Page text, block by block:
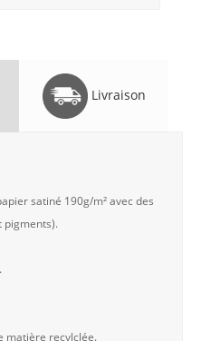
Livraison
satiné 190g/m² avec des
pigments).
matière recylclée.